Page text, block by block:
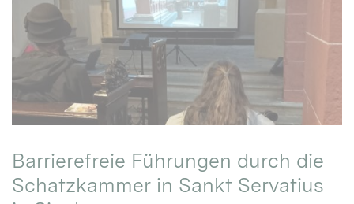
Barrierefreie Führungen durch die
Schatzkammer in Sankt Servatius